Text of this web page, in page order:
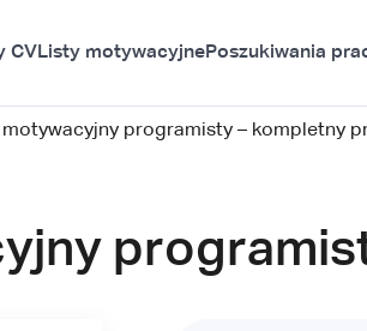
CVListy motywacyjnePoszukiwania
motywacyjny programisty – kompletny